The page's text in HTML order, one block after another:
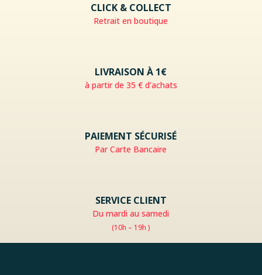
CLICK & COLLECT
Retrait en boutique
LIVRAISON À 1€
à partir de 35 € d’achats
PAIEMENT SÉCURISÉ
Par Carte Bancaire
SERVICE CLIENT
Du mardi au samedi
(10h – 19h )